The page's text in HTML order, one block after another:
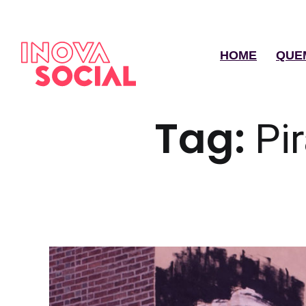
HOME
Tag: